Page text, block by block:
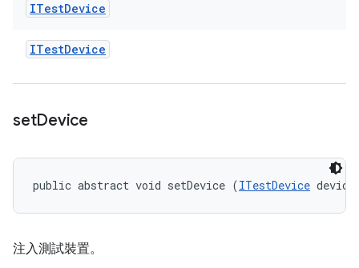
ITestDevice
ITestDevice
setDevice
public abstract void setDevice (ITestDevice
注入測試裝置。